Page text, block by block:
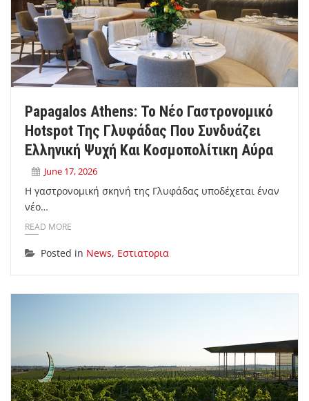
Papagalos Athens: Το Νέο Γαστρονομικό
Hotspot Της Γλυφάδας Που Συνδυάζει
Ελληνική Ψυχή Και Κοσμοπολίτικη Αύρα
June 17, 2026
Η γαστρονομική σκηνή της Γλυφάδας υποδέχεται έναν
νέο…
READ MORE
Posted in News, Εστιατορια